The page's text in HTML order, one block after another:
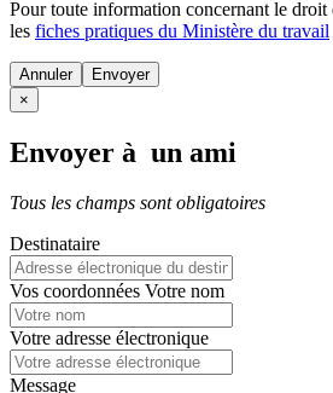
Pour toute information concernant le droit
les fiches pratiques du Ministère du travail
Annuler
×
Envoyer à un ami
Tous les champs sont obligatoires
Destinataire
Vos coordonnées Votre nom
Votre adresse électronique
Message